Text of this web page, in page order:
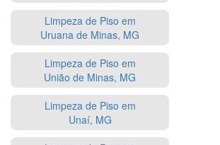
Limpeza de Piso em
Uruana de Minas, MG
Limpeza de Piso em
União de Minas, MG
Limpeza de Piso em
Unaí, MG